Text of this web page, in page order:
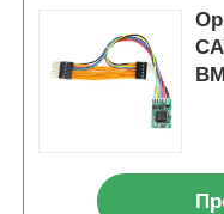
программист